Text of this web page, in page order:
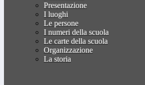
Presentazione
I luoghi
Le persone
I numeri della scuola
Le carte della scuola
Organizzazione
La storia